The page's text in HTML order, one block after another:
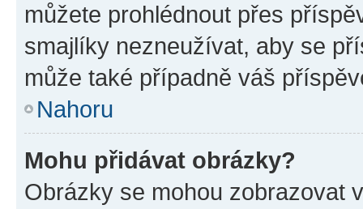
můžete prohlédnout přes
smajlíky nezneužívat, aby se
může také případně váš
Nahoru
Mohu přidávat obrázky?
Obrázky se mohou zobrazovat